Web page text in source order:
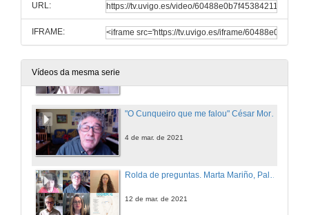
URL:
IFRAME:
Vídeos da mesma serie
4 de mar. de 2021
4 de mar. de 2021
Rolda de preguntas. Marta Mariño, Paloma García, Miguel Somovilla, César Morán
12 de mar. de 2021